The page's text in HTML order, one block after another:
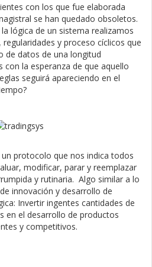
con los que fue elaborada
se han quedado obsoletos.
lógica de un sistema realizamos
y proceso cíclicos que
de datos de una longitud
la esperanza de que aquello
seguirá apareciendo en el
protocolo que nos indica todos
modificar, parar y reemplazar
y rutinaria. Algo similar a lo
innovación y desarrollo de
Invertir ingentes cantidades de
en el desarrollo de productos
y competitivos.